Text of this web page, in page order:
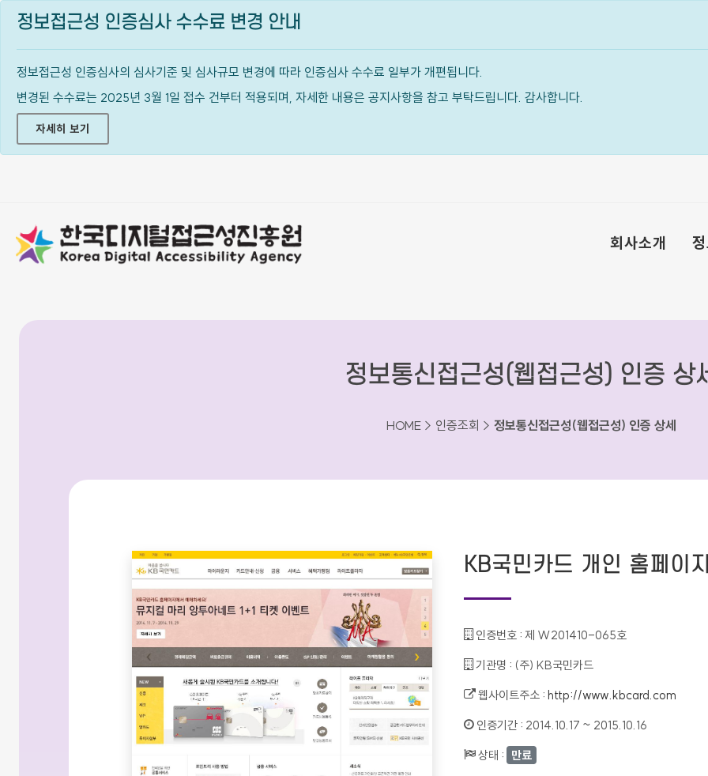
정보접근성 인증심사 수수료 변경 안내
정보접근성 인증심사의 심사기준 및 심사규모 변경에 따라 인증심사 수수료 일부가 개편됩니다.
변경된 수수료는 2025년 3월 1일 접수 건부터 적용되며, 자세한 내용은 공지사항을 참고 부탁드립니다. 감사합니다.
자세히 보기
회사소개
정보통신접근성(웹접근성) 인증 상
HOME > 인증조회 > 정보통신접근성(웹접근성) 인증 상세
KB국민카드 개인 홈페이
인증번호 :제 W201410-065호
기관명 : (주) KB국민카드
웹사이트주소 :http://www.kbcard.com
인증기간 : 2014.10.17 ~ 2015.10.16
상태 : 만료